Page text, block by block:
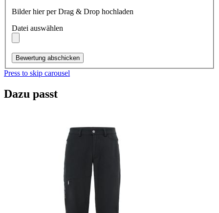
Bilder hier per Drag & Drop hochladen
Datei auswählen
Bewertung abschicken
Press to skip carousel
Dazu passt